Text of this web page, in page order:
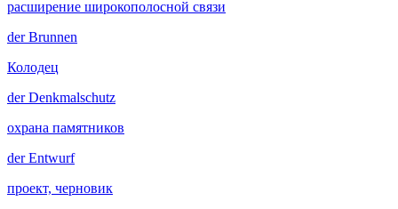
расширение широкополосной связи
derBrunnen
Колодец
derDenkmalschutz
охрана памятников
derEntwurf
проект, черновик